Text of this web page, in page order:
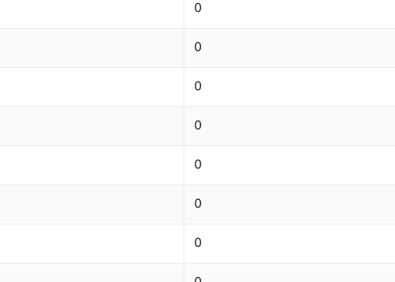
0
0
0
0
0
0
0